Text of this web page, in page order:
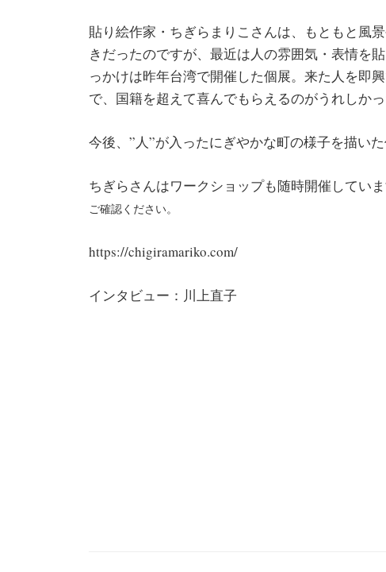
貼り絵作家・ちぎらまりこさんは、もともと風
きだったのですが、最近は人の雰囲気・表情を
っかけは昨年台湾で開催した個展。来た人を即
で、国籍を超えて喜んでもらえるのがうれしかっ
今後、”人”が入ったにぎやかな町の様子を描い
ちぎらさんはワークショップも随時開催していま
ご確認ください。
https://chigiramariko.com/
インタビュー：川上直子